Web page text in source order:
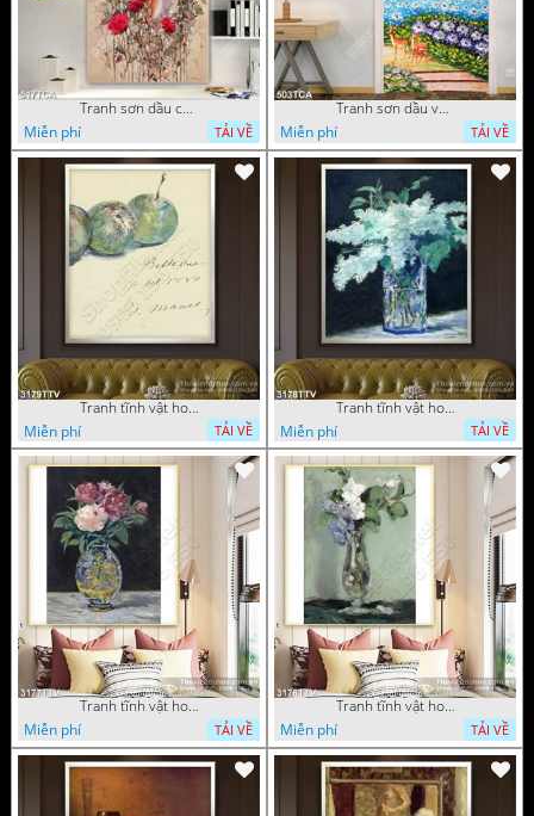
Tranh sơn dầu chú nai trong vườn hoa decor tường in uv
Miễn phí
TẢI VỀ
Tranh sơn dầu vườn hoa bên dòng sông decor tường
Miễn phí
TẢI VỀ
Tranh tĩnh vật hoa quả sơn dầu dán tường đẹp
Miễn phí
TẢI VỀ
Tranh tĩnh vật hoa quả sơn dầu trang trí tường đẹp
Miễn phí
TẢI VỀ
Tranh tĩnh vật hoa quả sơn dầu nghệ thuật
Miễn phí
TẢI VỀ
Tranh tĩnh vật hoa quả sơn dầu trang trí tường
Miễn phí
TẢI VỀ